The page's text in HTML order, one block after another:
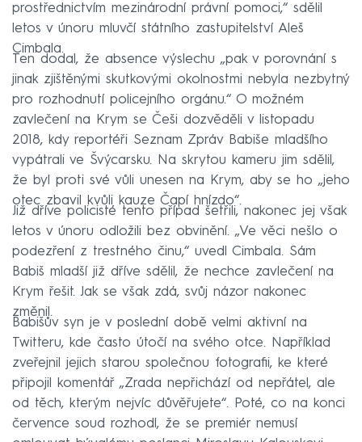
prostřednictvím mezinárodní právní pomoci,“ sdělil
letos v únoru mluvčí státního zastupitelství Aleš
Cimbala.
Ten dodal, že absence výslechu „pak v porovnání s
jinak zjištěnými skutkovými okolnostmi nebyla nezbytný
pro rozhodnutí policejního orgánu.“ O možném
zavlečení na Krym se Češi dozvěděli v listopadu
2018, kdy reportéři Seznam Zpráv Babiše mladšího
vypátrali ve Švýcarsku. Na skrytou kameru jim sdělil,
že byl proti své vůli unesen na Krym, aby se ho „jeho
otec zbavil kvůli kauze Čapí hnízdo“.
Již dříve policisté tento případ šetřili, nakonec jej však
letos v únoru odložili bez obvinění. „Ve věci nešlo o
podezření z trestného činu,“ uvedl Cimbala. Sám
Babiš mladší již dříve sdělil, že nechce zavlečení na
Krym řešit. Jak se však zdá, svůj názor nakonec
změnil.
Babišův syn je v poslední době velmi aktivní na
Twitteru, kde často útočí na svého otce. Například
zveřejnil jejich starou společnou fotografii, ke které
připojil komentář „Zrada nepřichází od nepřátel, ale
od těch, kterým nejvíc důvěřujete“. Poté, co na konci
července soud rozhodl, že se premiér nemusí